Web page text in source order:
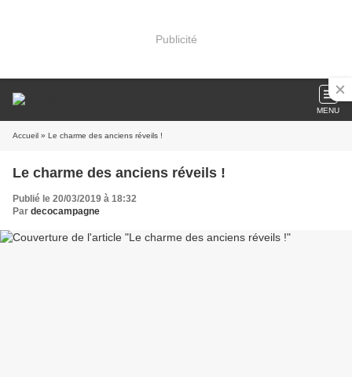
Publicité
MENU
Accueil » Le charme des anciens réveils !
Le charme des anciens réveils !
Publié le 20/03/2019 à 18:32
Par decocampagne